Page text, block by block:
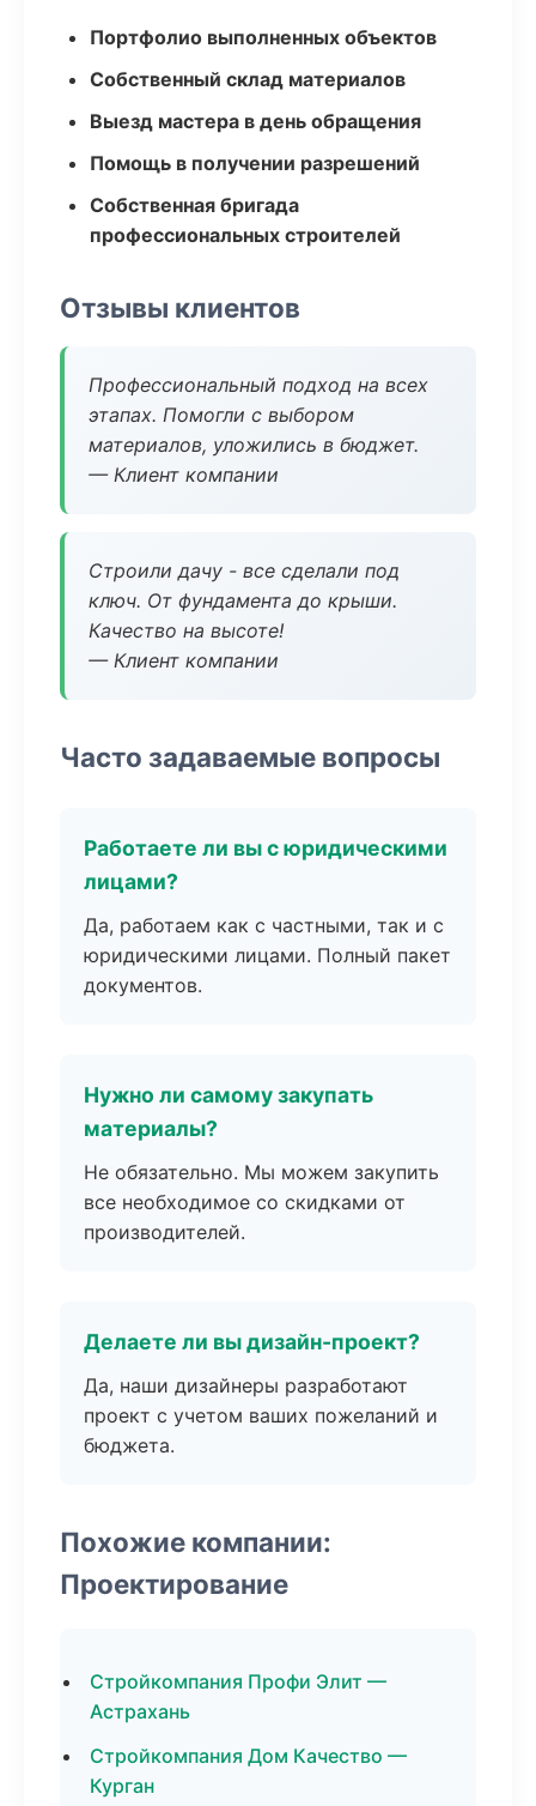
Портфолио выполненных объектов
Собственный склад материалов
Выезд мастера в день обращения
Помощь в получении разрешений
Собственная бригада
профессиональных строителей
Отзывы клиентов
Профессиональный подход на всех
этапах. Помогли с выбором
материалов, уложились в бюджет.
— Клиент компании
Строили дачу - все сделали под
ключ. От фундамента до крыши.
Качество на высоте!
— Клиент компании
Часто задаваемые вопросы
Работаете ли вы с юридическими
лицами?
Да, работаем как с частными, так и с
юридическими лицами. Полный пакет
документов.
Нужно ли самому закупать
материалы?
Не обязательно. Мы можем закупить
все необходимое со скидками от
производителей.
Делаете ли вы дизайн-проект?
Да, наши дизайнеры разработают
проект с учетом ваших пожеланий и
бюджета.
Похожие компании:
Проектирование
Стройкомпания Профи Элит —
Астрахань
Стройкомпания Дом Качество —
Курган